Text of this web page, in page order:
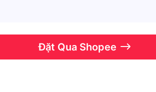
Đặt Qua Shopee